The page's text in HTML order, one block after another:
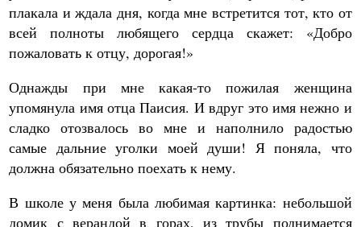
плакала и ждала дня, когда мне встретится тот, кто от
всей полноты любящего сердца скажет: «Добро
пожаловать к отцу, дорогая!»
Однажды при мне какая-то пожилая женщина
упомянула имя отца Паисия. И вдруг это имя нежно и
сладко отозвалось во мне и наполнило радостью
самые дальние уголки моей души! Я поняла, что
должна обязательно поехать к нему.
В школе у меня была любимая картинка: небольшой
домик с верандой в горах, из трубы поднимается